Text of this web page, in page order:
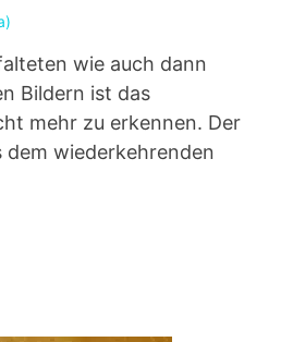
wie auch dann
Bildern ist das
mehr zu erkennen. Der
dem wiederkehrenden